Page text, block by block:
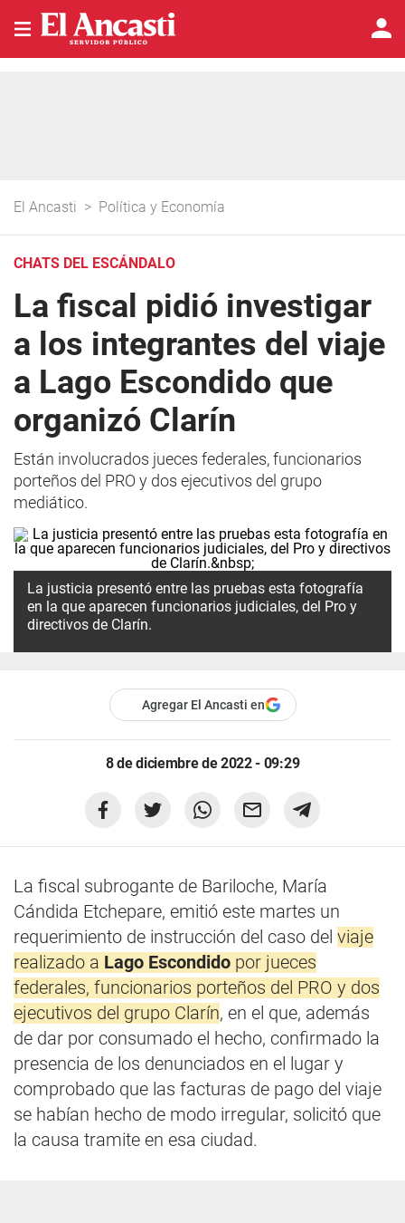
El Ancasti > Política y Economía
CHATS DEL ESCÁNDALO
La fiscal pidió investigar
a los integrantes del viaje
a Lago Escondido que
organizó Clarín
Están involucrados jueces federales, funcionarios
porteños del PRO y dos ejecutivos del grupo
mediático.
La justicia presentó entre las pruebas esta fotografía
en la que aparecen funcionarios judiciales, del Pro y
directivos de Clarín.
Agregar El Ancasti en
8 de diciembre de 2022 - 09:29
La fiscal subrogante de Bariloche, María
Cándida Etchepare, emitió este martes un
requerimiento de instrucción del caso del viaje
realizado a Lago Escondido por jueces
federales, funcionarios porteños del PRO y dos
ejecutivos del grupo Clarín, en el que, además
de dar por consumado el hecho, confirmado la
presencia de los denunciados en el lugar y
comprobado que las facturas de pago del viaje
se habían hecho de modo irregular, solicitó que
la causa tramite en esa ciudad.